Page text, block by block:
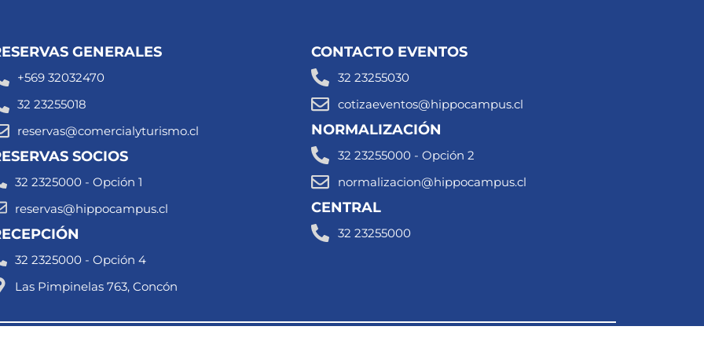
GENERALES
+569 32032470
32 23255018
reservas@comercialyturismo.cl
SOCIOS
32 2325000 - Opción 1
reservas@hippocampus.cl
32 2325000 - Opción 4
Las Pimpinelas 763, Concón
CONTACTO EVENTOS
32 23255030
cotizaeventos@hippocampus.cl
NORMALIZACIÓN
32 23255000 - Opción 2
normalizacion@hippocampus.cl
CENTRAL
32 23255000